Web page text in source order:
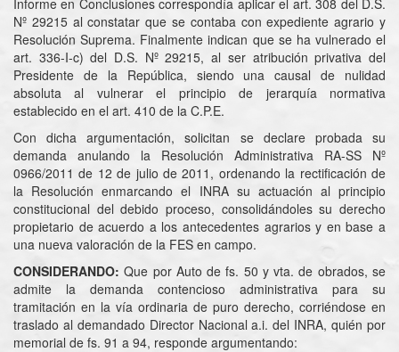
Informe en Conclusiones correspondía aplicar el art. 308 del D.S.
Nº 29215 al constatar que se contaba con expediente agrario y
Resolución Suprema. Finalmente indican que se ha vulnerado el
art. 336-I-c) del D.S. Nº 29215, al ser atribución privativa del
Presidente de la República, siendo una causal de nulidad
absoluta al vulnerar el principio de jerarquía normativa
establecido en el art. 410 de la C.P.E.
Con dicha argumentación, solicitan se declare probada su
demanda anulando la Resolución Administrativa RA-SS Nº
0966/2011 de 12 de julio de 2011, ordenando la rectificación de
la Resolución enmarcando el INRA su actuación al principio
constitucional del debido proceso, consolidándoles su derecho
propietario de acuerdo a los antecedentes agrarios y en base a
una nueva valoración de la FES en campo.
CONSIDERANDO:Que por Auto de fs. 50 y vta. de obrados, se
admite la demanda contencioso administrativa para su
tramitación en la vía ordinaria de puro derecho, corriéndose en
traslado al demandado Director Nacional a.i. del INRA, quién por
memorial de fs. 91 a 94, responde argumentando: